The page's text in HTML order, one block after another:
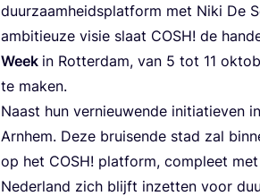
duur­zaam­heids­plat­form met Niki De
ambi­ti­eu­ze visie slaat COSH! de
Week in Rot­ter­dam, van 5 tot 11
te maken.
Naast hun ver­nieu­wen­de ini­ti­a­tie­ven
Arn­hem. Deze brui­sen­de stad zal
op het COSH! plat­form, com­pleet
Neder­land zich blijft inzet­ten voor